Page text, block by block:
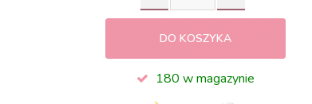
DO KOSZYKA
180 w magazynie